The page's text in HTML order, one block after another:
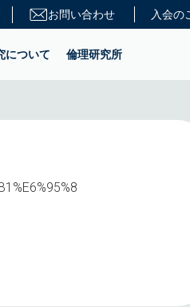
お問い合わせ 入会の
について 倫理研究所